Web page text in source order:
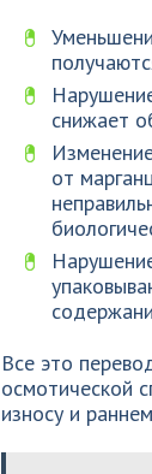
снижает
от
Все это
осмотической
износу и